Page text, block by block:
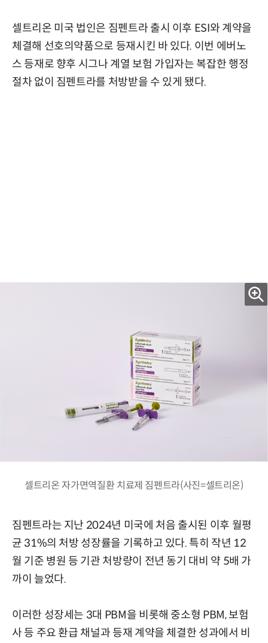
셀트리온 미국 법인은 짐펜트라 출시 이후 ESI와 계약을
체결해 선호의약품으로 등재시킨 바 있다. 이번 에버노
스 등재로 향후 시그나 계열 보험 가입자는 복잡한 행정
절차 없이 짐펜트라를 처방받을 수 있게 됐다.
셀트리온 자가면역질환 치료제 짐펜트라(사진=셀트리온)
짐펜트라는 지난 2024년 미국에 처음 출시된 이후 월평
균 31%의 처방 성장률을 기록하고 있다. 특히 작년 12
월 기준 병원 등 기관 처방량이 전년 동기 대비 약 5배 가
까이 늘었다.
이러한 성장세는 3대 PBM을 비롯해 중소형 PBM, 보험
사 등 주요 환급 채널과 등재 계약을 체결한 성과에서 비